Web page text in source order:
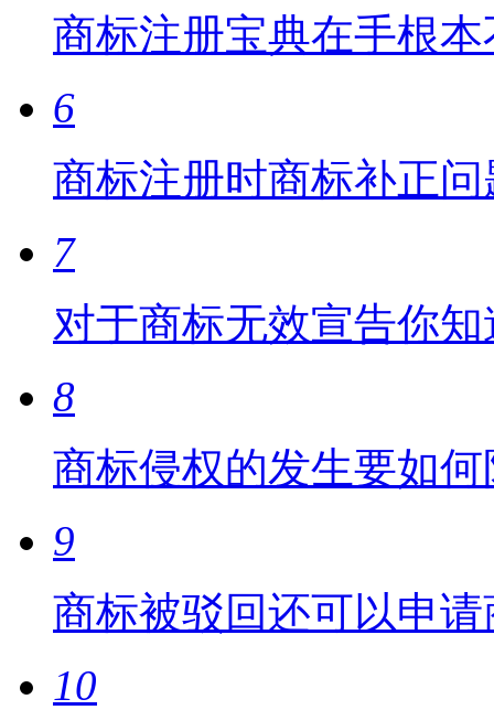
商标注册宝典在手根
6
商标注册时商标补正
7
对于商标无效宣告你
8
商标侵权的发生要如
9
商标被驳回还可以申
10